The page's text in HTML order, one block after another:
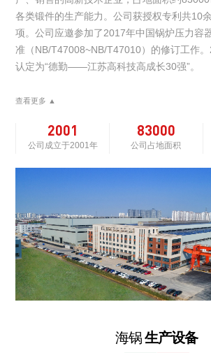
各类锻件的生产能力。公司获授权专利共10
项。公司应邀参加了2017年中国锅炉压力容
准（NB/T47008~NB/T47010）的修订工作
认定为“德勤——江苏高科技高成长30强”。
查看更多 ▲
2001
公司成立于2001年
83000
公司占地面积
海锅生产设备